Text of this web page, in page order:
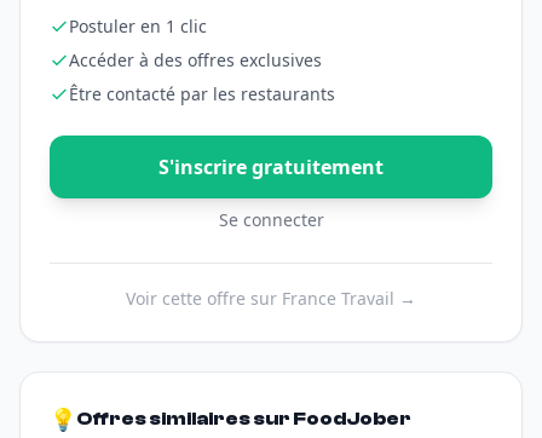
Postuler en 1 clic
Accéder à des offres exclusives
Être contacté par les restaurants
S'inscrire gratuitement
Se connecter
Voir cette offre sur France Travail →
💡 Offres similaires sur FoodJober